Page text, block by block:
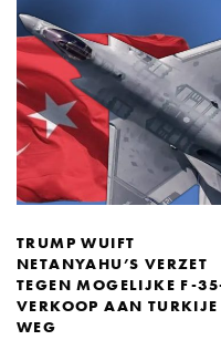
TRUMP WUIFT
NETANYAHU’S VERZET
TEGEN MOGELIJKE F-
VERKOOP AAN TURKIJE
WEG